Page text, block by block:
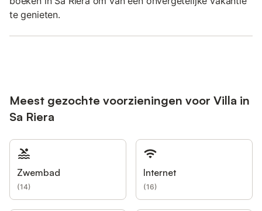
te genieten.
Meest gezochte voorzieningen voor Villa in
Sa Riera
Zwembad
(14)
Internet
(16)